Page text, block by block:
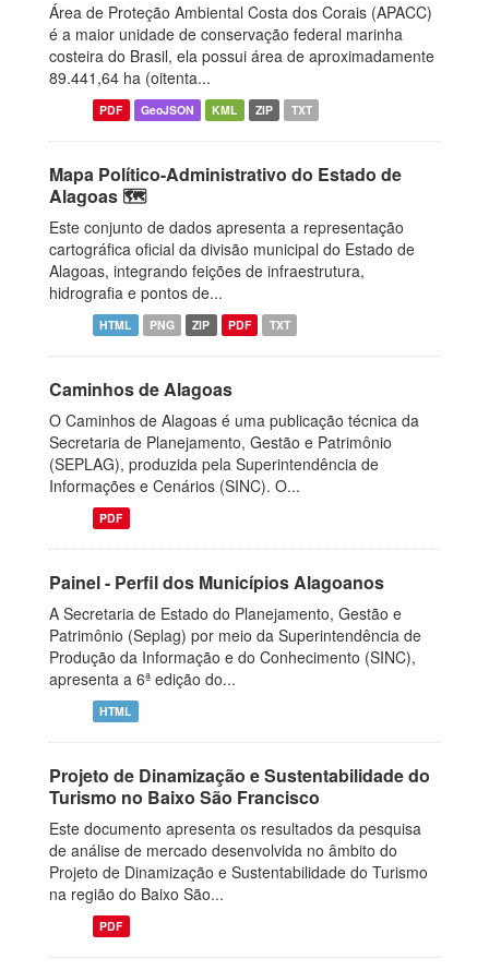
Área de Proteção Ambiental Costa dos Corais (APACC)
é a maior unidade de conservação federal marinha
costeira do Brasil, ela possui área de aproximadamente
89.441,64 ha (oitenta...
PDF GeoJSON KML ZIP TXT
Mapa Político-Administrativo do Estado de
Alagoas 🗺️
Este conjunto de dados apresenta a representação
cartográfica oficial da divisão municipal do Estado de
Alagoas, integrando feições de infraestrutura,
hidrografia e pontos de...
HTML PNG ZIP PDF TXT
Caminhos de Alagoas
O Caminhos de Alagoas é uma publicação técnica da
Secretaria de Planejamento, Gestão e Patrimônio
(SEPLAG), produzida pela Superintendência de
Informações e Cenários (SINC). O...
PDF
Painel - Perfil dos Municípios Alagoanos
A Secretaria de Estado do Planejamento, Gestão e
Patrimônio (Seplag) por meio da Superintendência de
Produção da Informação e do Conhecimento (SINC),
apresenta a 6ª edição do...
HTML
Projeto de Dinamização e Sustentabilidade do
Turismo no Baixo São Francisco
Este documento apresenta os resultados da pesquisa
de análise de mercado desenvolvida no âmbito do
Projeto de Dinamização e Sustentabilidade do Turismo
na região do Baixo São...
PDF